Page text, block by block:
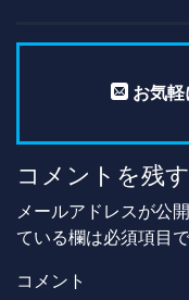
お気
コメントを残す
メールアドレスが公
ている欄は必須項目
コメント